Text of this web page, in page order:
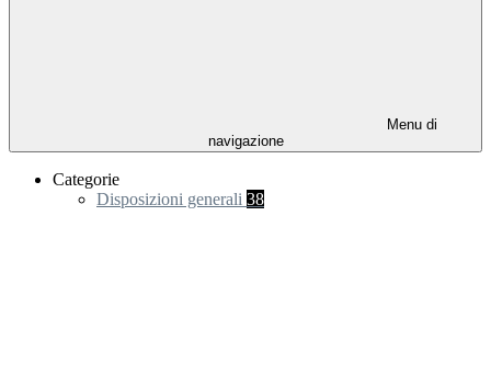
Menu di
navigazione
Categorie
Disposizioni generali 38